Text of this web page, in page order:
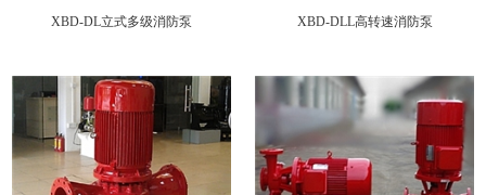
XBD-DL立式多级消防泵 XBD-DLL高转速消防泵